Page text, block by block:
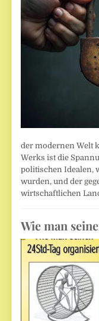
der modernen Welt
Werks ist die
politischen Idealen,
wurden, und der
wirtschaftlichen
Wie man